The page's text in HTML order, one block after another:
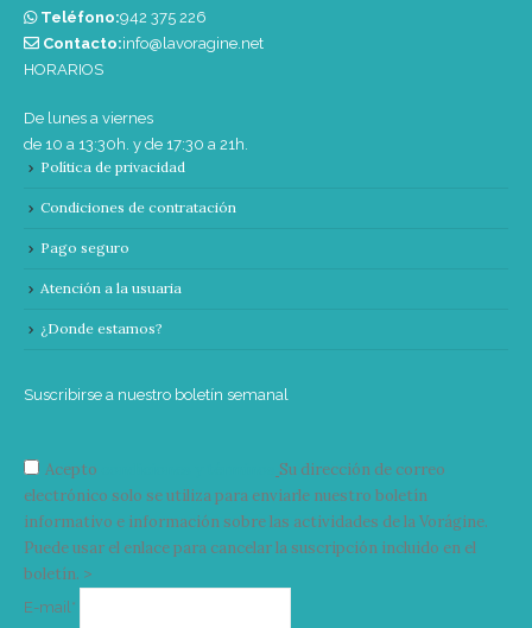
Teléfono:‭942 375 226‬
Contacto:info@lavoragine.net
HORARIOS
De lunes a viernes
de 10 a 13:30h. y de 17:30 a 21h.
Política de privacidad
Condiciones de contratación
Pago seguro
Atención a la usuaria
¿Donde estamos?
Suscribirse a nuestro boletín semanal
Acepto
Su dirección de correo
electrónico solo se utiliza para enviarle nuestro boletín
informativo e información sobre las actividades de la Vorágine.
Puede usar el enlace para cancelar la suscripción incluido en el
boletín. >
E-mail*